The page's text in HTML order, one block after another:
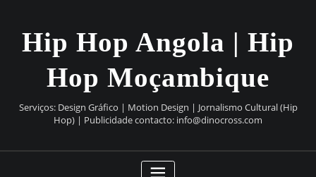
Hip Hop Angola | Hip
Hop Moçambique
Serviços: Design Gráfico | Motion Design | Jornalismo Cultural (Hip
Hop) | Publicidade contacto: info@dinocross.com